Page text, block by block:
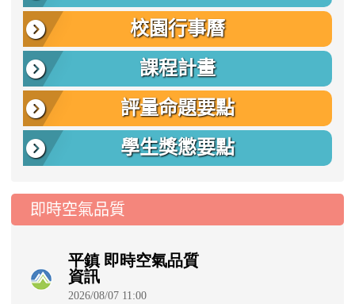
校園行事曆
課程計畫
評量命題要點
學生獎懲要點
即時空氣品質